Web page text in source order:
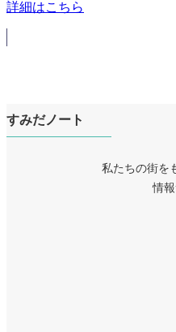
詳細はこちら
すみだノート
私たちの街を
情